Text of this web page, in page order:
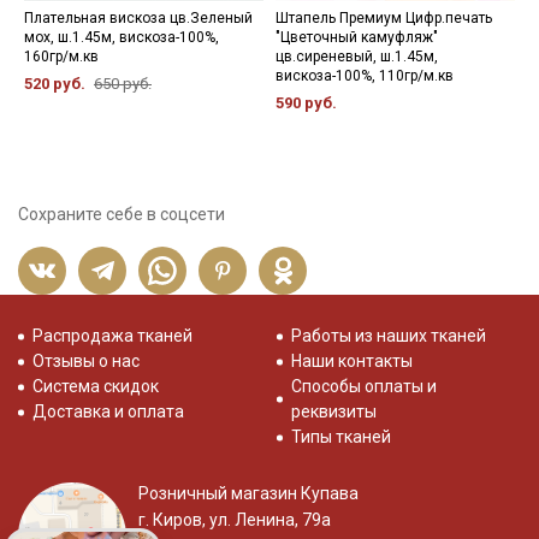
Плательная вискоза цв.Зеленый
мох, ш.1.45м, вискоза-100%,
160гр/м.кв
520 руб. 650 руб.
Штапель Премиум Цифр.печать
"Цветочный камуфляж"
цв.сиреневый, ш.1.45м,
вискоза-100%, 110гр/м.кв
590 руб.
Сохраните себе в соцсети
Распродажа тканей
Отзывы о нас
Система скидок
Доставка и оплата
Работы из наших тканей
Наши контакты
Способы оплаты и
реквизиты
Типы тканей
Розничный магазин Купава
г. Киров, ул. Ленина, 79а